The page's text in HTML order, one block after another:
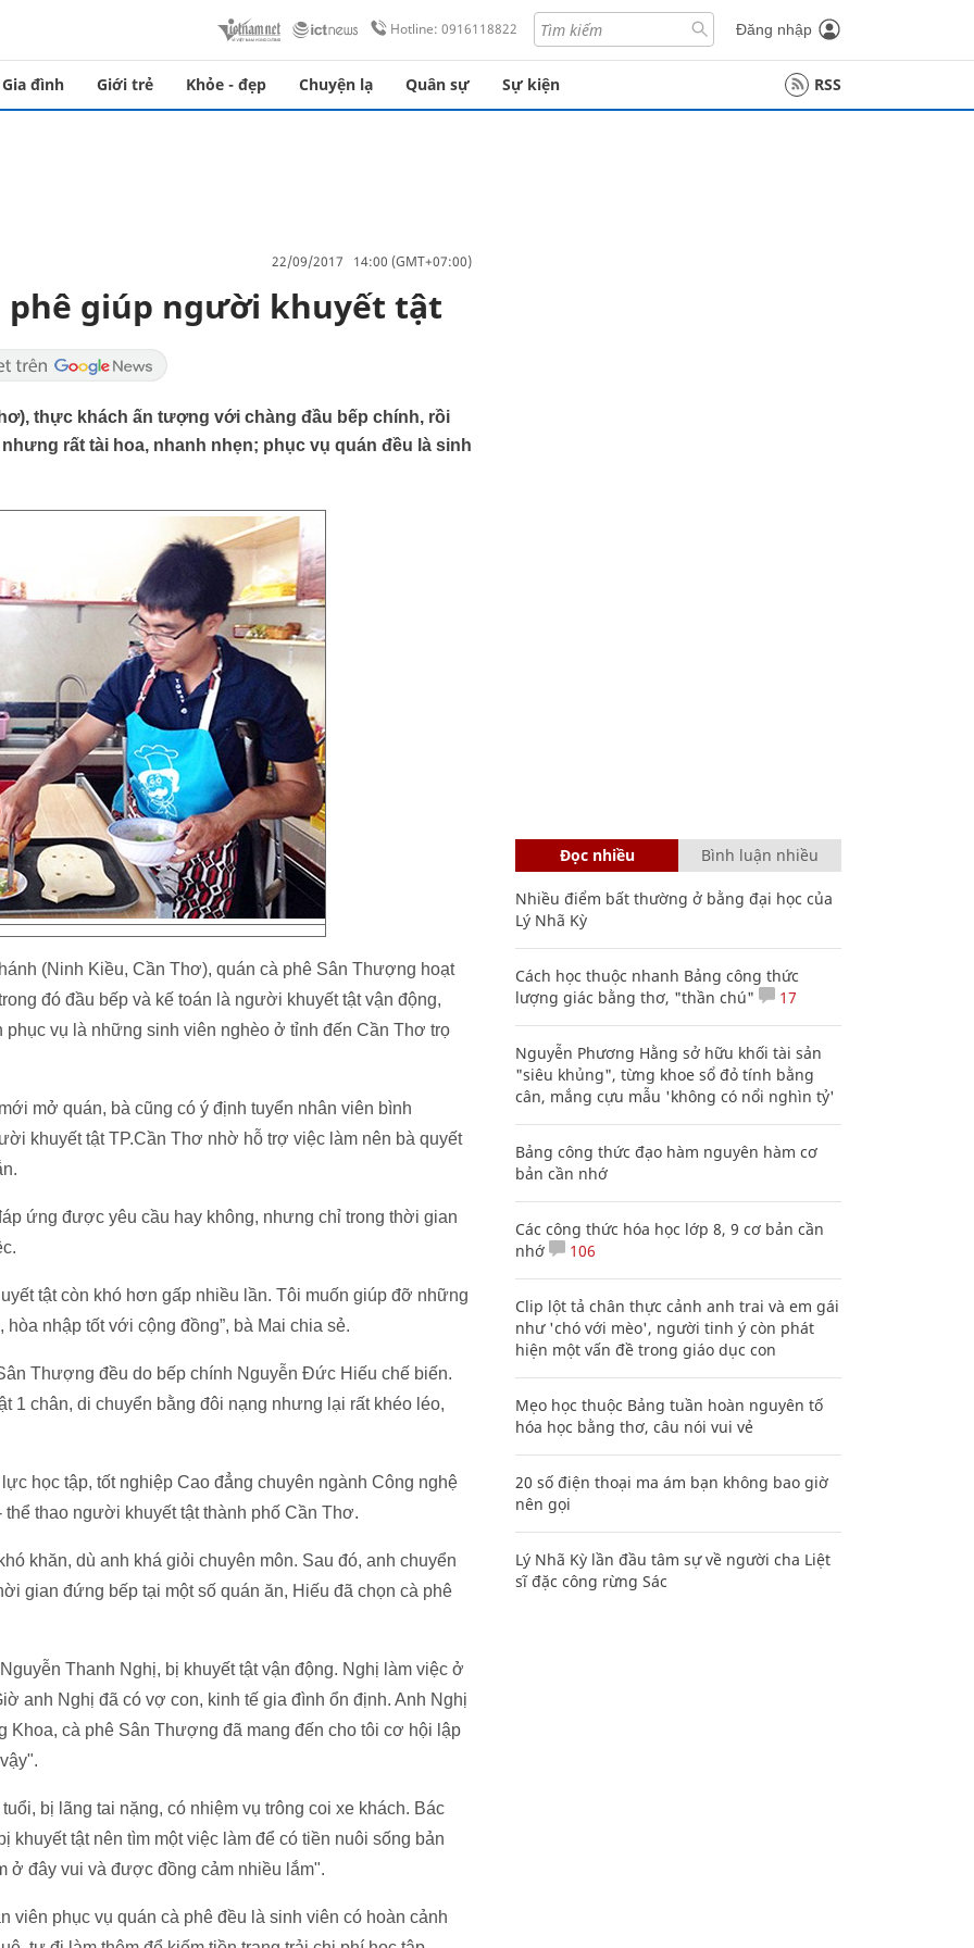
Hotline: 0916118822 Đăng nhập
Gia đình Giới trẻ Khỏe - đẹp Chuyện lạ Quân sự Sự kiện RSS
22/09/2017 14:00 (GMT+07:00)
phê giúp người khuyết tật
thực khách ấn tượng với chàng đầu bếp chính, rồi
rất tài hoa, nhanh nhẹn; phục vụ quán đều là sinh
(Ninh Kiều, Cần Thơ), quán cà phê Sân Thượng hoạt
đó đầu bếp và kế toán là người khuyết tật vận động,
vụ là những sinh viên nghèo ở tỉnh đến Cần Thơ trọ
mở quán, bà cũng có ý định tuyển nhân viên bình
khuyết tật TP.Cần Thơ nhờ hỗ trợ việc làm nên bà quyết
ứng được yêu cầu hay không, nhưng chỉ trong thời gian
tật còn khó hơn gấp nhiều lần. Tôi muốn giúp đỡ những
nhập tốt với cộng đồng”, bà Mai chia sẻ.
Thượng đều do bếp chính Nguyễn Đức Hiếu chế biến.
1 chân, di chuyển bằng đôi nạng nhưng lại rất khéo léo,
học tập, tốt nghiệp Cao đẳng chuyên ngành Công nghệ
thao người khuyết tật thành phố Cần Thơ.
khăn, dù anh khá giỏi chuyên môn. Sau đó, anh chuyển
gian đứng bếp tại một số quán ăn, Hiếu đã chọn cà phê
Thanh Nghị, bị khuyết tật vận động. Nghị làm việc ở
anh Nghị đã có vợ con, kinh tế gia đình ổn định. Anh Nghị
Khoa, cà phê Sân Thượng đã mang đến cho tôi cơ hội lập
bị lãng tai nặng, có nhiệm vụ trông coi xe khách. Bác
khuyết tật nên tìm một việc làm để có tiền nuôi sống bản
ở đây vui và được đồng cảm nhiều lắm".
viên phục vụ quán cà phê đều là sinh viên có hoàn cảnh
Đọc nhiều Bình luận nhiều
Nhiều điểm bất thường ở bằng đại học của
Lý Nhã Kỳ
Cách học thuộc nhanh Bảng công thức
lượng giác bằng thơ, "thần chú"
17
Nguyễn Phương Hằng sở hữu khối tài sản
"siêu khủng", từng khoe sổ đỏ tính bằng
cân, mắng cựu mẫu 'không có nổi nghìn tỷ'
Bảng công thức đạo hàm nguyên hàm cơ
bản cần nhớ
Các công thức hóa học lớp 8, 9 cơ bản cần
nhớ
106
Clip lột tả chân thực cảnh anh trai và em gái
như 'chó với mèo', người tinh ý còn phát
hiện một vấn đề trong giáo dục con
Mẹo học thuộc Bảng tuần hoàn nguyên tố
hóa học bằng thơ, câu nói vui vẻ
20 số điện thoại ma ám bạn không bao giờ
nên gọi
Lý Nhã Kỳ lần đầu tâm sự về người cha Liệt
sĩ đặc công rừng Sác